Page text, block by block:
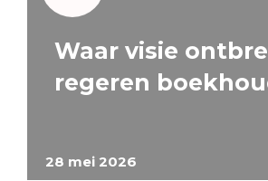
28 mei 2026
Waar visie
regeren